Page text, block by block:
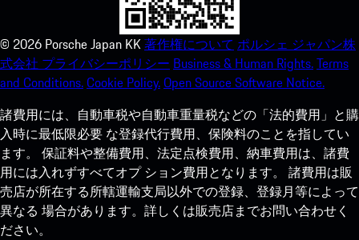
© 2026 Porsche Japan KK著作権について ポルシェ ジャパン株
式会社 プライバシーポリシー Business & Human Rights.Terms
and Conditions.Cookie Policy.Open Source Software Notice.
諸費用には、自動車税や自動車重量税などの「法的費用」と購
入時に最低限必要 な登録代行費用、保険料のことを指してい
ます。 保証料や整備費用、法定点検費用、納車費用は、諸費
用には入れずすべてオプ ション費用となります。 諸費用は販
売店が所在する所轄運輸支局以外での登録、登録月等によって
異なる 場合があります。詳しくは販売店までお問い合わせく
ださい。